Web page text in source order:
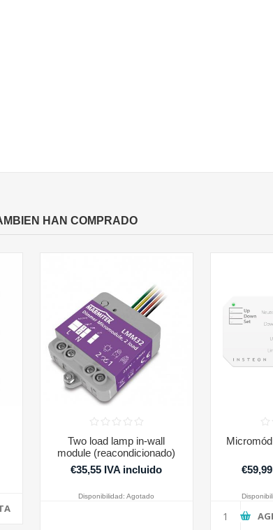
HAN COMPRADO
Two load lamp in-wall
module (reacondicionado)
€35,55 IVA incluido
Disponibilidad: Agotado